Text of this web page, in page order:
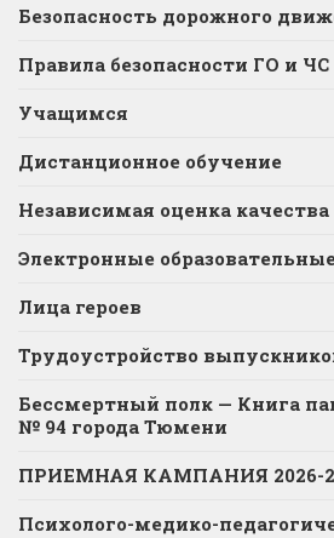
Безопасность дорожного
Правила безопасности ГО и ЧС
Учащимся
Дистанционное обучение
Независимая оценка качества
Электронные
Лица героев
Трудоустройство
Бессмертный полк — Книга
№ 94 города Тюмени
ПРИЕМНАЯ КАМПАНИЯ 2026-
Психолого-медико-